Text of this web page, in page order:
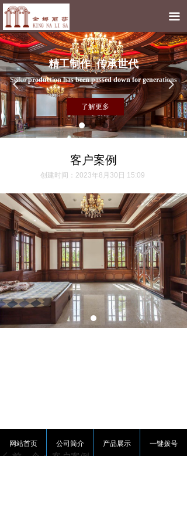
끀
精工制作 传承世代
Seiko production has been passed down for generations
了解更多
넳 넲
客户案例
创建时间： 2023年8月30日 15:09
ꄴ 前一个：客户案例
网站首页 公司简介 产品展示 一键拨号